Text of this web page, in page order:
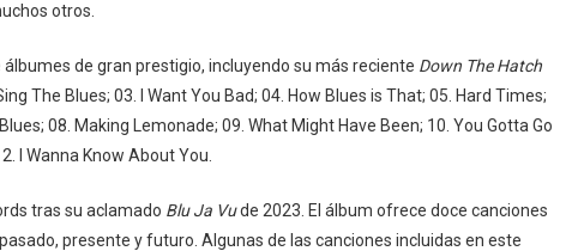
otros.
de gran prestigio, incluyendo su más reciente Down The Hatch
The Blues; 03. I Want You Bad; 04. How Blues is That; 05. Hard Times;
08. Making Lemonade; 09. What Might Have Been; 10. You Gotta Go
I Wanna Know About You.
tras su aclamado Blu Ja Vude 2023. El álbum ofrece doce canciones
presente y futuro. Algunas de las canciones incluidas en este